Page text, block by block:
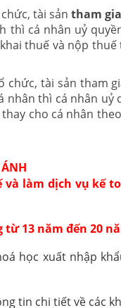
tài sản tham
thì cá nhân uỷ
thuế và nộp
tài sản tham
thì cá nhân uỷ
cho cá nhân
và làm dịch vụ kế
13 năm đến 20
học xuất nhập
tin chi tiết về các